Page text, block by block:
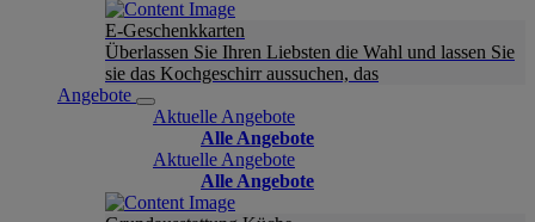
E-Geschenkkarten
Überlassen Sie Ihren Liebsten die Wahl und lassen Sie
sie das Kochgeschirr aussuchen, das
Angebote
Aktuelle Angebote
Alle Angebote
Aktuelle Angebote
Alle Angebote